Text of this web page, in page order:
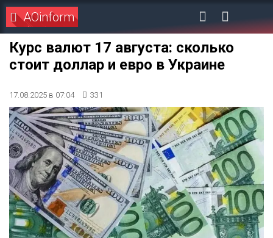
AOinform
Курс валют 17 августа: сколько
стоит доллар и евро в Украине
17.08.2025 в 07:04 331